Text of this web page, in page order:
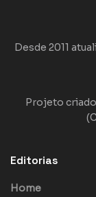
Desde 2011
Projeto
Editorias
Home